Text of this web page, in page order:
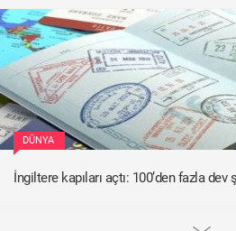
DÜNYA
İngiltere kapıları açtı: 100’den fazla